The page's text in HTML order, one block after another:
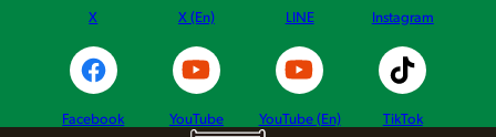
X X (En) LINE Instagram
Facebook YouTube YouTube (En) TikTok